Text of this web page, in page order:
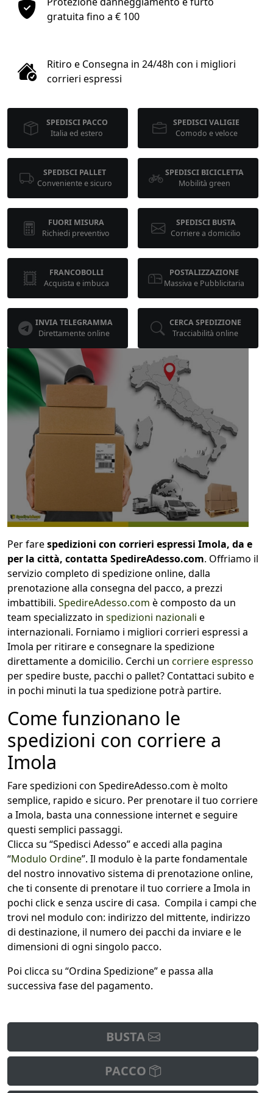
1
kg
cm
calcola
gratuita fino a € 100
Ritiro e Consegna in 24/48h con i migliori
corrieri espressi
SPEDISCI PACCO
Italia ed estero
SPEDISCI VALIGIE
Comodo e veloce
SPEDISCI PALLET
Conveniente e sicuro
SPEDISCI BICICLETTA
Mobilità green
FUORI MISURA
Richiedi preventivo
SPEDISCI BUSTA
Corriere a domicilio
FRANCOBOLLI
Acquista e imbuca
POSTALIZZAZIONE
Massiva e Pubblicitaria
INVIA TELEGRAMMA
Direttamente online
CERCA SPEDIZIONE
Tracciabilità online
Per farespedizioni con corrieri espressi Imola, da e
per la città, contatta SpedireAdesso.com. Offriamo il
servizio completo di spedizione online, dalla
prenotazione alla consegna del pacco, a prezzi
imbattibili. SpedireAdesso.com è composto da un
team specializzato in spedizioni nazionali e
internazionali. Forniamo i migliori corrieri espressi a
Imola per ritirare e consegnare la spedizione
direttamente a domicilio. Cerchi un corriere espresso
per spedire buste, pacchi o pallet? Contattaci subito e
in pochi minuti la tua spedizione potrà partire.
Come funzionano le
spedizioni con corriere a
Imola
Fare spedizioni con SpedireAdesso.com è molto
semplice, rapido e sicuro. Per prenotare il tuo corriere
a Imola, basta una connessione internet e seguire
questi semplici passaggi.
Clicca su “Spedisci Adesso” e accedi alla pagina
“Modulo Ordine”. Il modulo è la parte fondamentale
del nostro innovativo sistema di prenotazione online,
che ti consente di prenotare il tuo corriere a Imola in
pochi click e senza uscire di casa. Compila i campi che
trovi nel modulo con: indirizzo del mittente, indirizzo
di destinazione, il numero dei pacchi da inviare e le
dimensioni di ogni singolo pacco.
Poi clicca su “Ordina Spedizione” e passa alla
successiva fase del pagamento.
BUSTA
PACCO